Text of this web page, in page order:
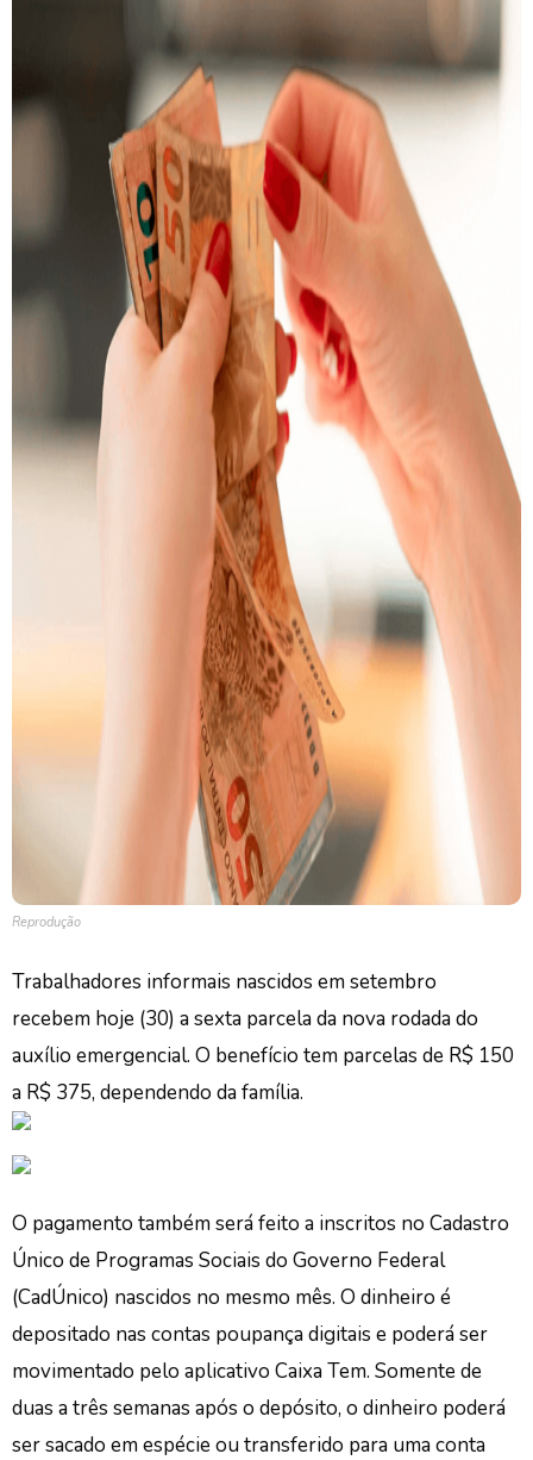
Reprodução
Trabalhadores informais nascidos em setembro
recebem hoje (30) a sexta parcela da nova rodada do
auxílio emergencial. O benefício tem parcelas de R$ 150
a R$ 375, dependendo da família.
O pagamento também será feito a inscritos no Cadastro
Único de Programas Sociais do Governo Federal
(CadÚnico) nascidos no mesmo mês. O dinheiro é
depositado nas contas poupança digitais e poderá ser
movimentado pelo aplicativo Caixa Tem. Somente de
duas a três semanas após o depósito, o dinheiro poderá
ser sacado em espécie ou transferido para uma conta